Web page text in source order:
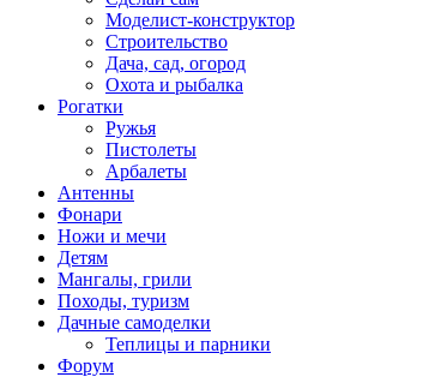
Моделист-конструктор
Строительство
Дача, сад, огород
Охота и рыбалка
Рогатки
Ружья
Пистолеты
Арбалеты
Антенны
Фонари
Ножи и мечи
Детям
Мангалы, грили
Походы, туризм
Дачные самоделки
Теплицы и парники
Форум